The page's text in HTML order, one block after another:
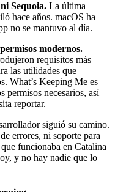
Sequoia. La última
hace años. macOS ha
no se mantuvo al día.
modernos.
requisitos más
las utilidades que
What’s Keeping Me es
permisos necesarios, así
reportar.
siguió su camino.
errores, ni soporte para
funcionaba en Catalina
y no hay nadie que lo